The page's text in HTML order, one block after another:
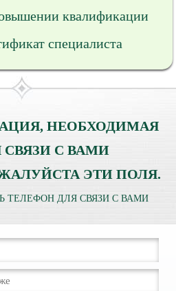
квалификации
специалиста
НЕОБХОДИМАЯ
С ВАМИ
ЭТИ ПОЛЯ.
ТЕЛЕФОН ДЛЯ СВЯЗИ С ВАМИ